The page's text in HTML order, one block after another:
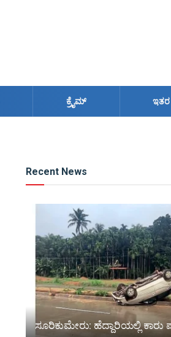
ಕ್ರೈಮ್ ಇತರ
Recent News
ಸೂರಿಕುಮೇರು: ಹೆದ್ದಾರಿಯಲ್ಲಿ ಕಾರು